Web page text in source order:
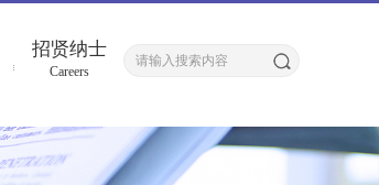
招贤纳士
Careers